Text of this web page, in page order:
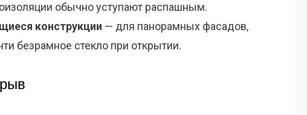
обычно уступают распашным.
конструкции — для панорамных фасадов,
безрамное стекло при открытии.